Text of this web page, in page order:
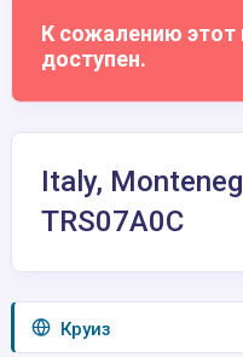
К сожалению этот
доступен.
Italy,
TRS07A0C
Круиз